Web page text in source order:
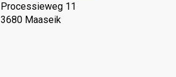
Processieweg 11
3680 Maaseik